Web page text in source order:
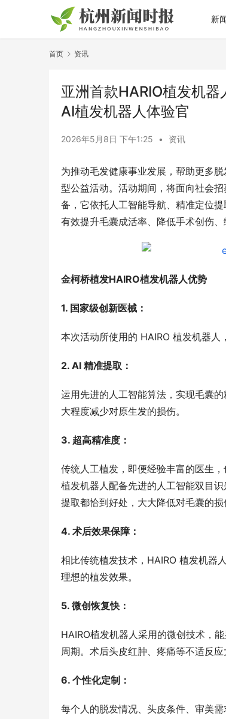
新
首页 资讯
亚洲首款HARIO植发机
AI植发机器人体验官
2026年5月8日 下午1:25 • 资讯
为推动毛发健康事业发展，帮助更多
型公益活动。活动期间，将面向社会
备，它依托人工智能导航、精准定位
有效提升毛囊成活率、降低手术创伤
金柯桥植发HAIRO植发机器人优势
1. 国家级创新医械：
本次活动所使用的 HAIRO 植发机器人
2. AI 精准提取：
运用先进的人工智能算法，实现毛囊
大程度减少对原生发的损伤。
3. 超高精准度：
传统人工植发，即便经验丰富的医生
植发机器人配备先进的人工智能双目
提取都恰到好处，大大降低对毛囊的
4. 术后效果保障：
相比传统植发技术，HAIRO 植发机器
理想的植发效果。
5. 微创恢复快：
HAIRO植发机器人采用的微创技术，
周期。术后头皮红肿、疼痛等不适反
6. 个性化定制：
每个人的脱发情况、头皮条件、审美